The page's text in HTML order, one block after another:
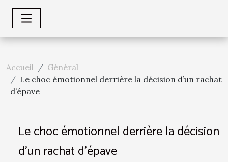
Accueil
Général
Le choc émotionnel derrière la décision d’un rachat
d’épave
Le choc émotionnel derrière la décision
d’un rachat d’épave